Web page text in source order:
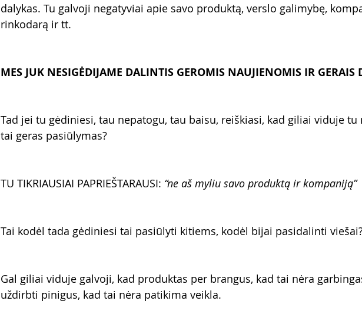
dalykas. Tu galvoji negatyviai apie savo produktą, verslo galimybę,
rinkodarą ir tt.
MES JUK NESIGĖDIJAME DALINTIS GEROMIS NAUJIENOMIS IR GERAIS
Tad jei tu gėdiniesi, tau nepatogu, tau baisu, reiškiasi, kad giliai viduje
tai geras pasiūlymas?
TU TIKRIAUSIAI PAPRIEŠTARAUSI: “ne aš myliu savo produktą ir kompaniją”
Tai kodėl tada gėdiniesi tai pasiūlyti kitiems, kodėl bijai pasidalinti
Gal giliai viduje galvoji, kad produktas per brangus, kad tai nėra
uždirbti pinigus, kad tai nėra patikima veikla.